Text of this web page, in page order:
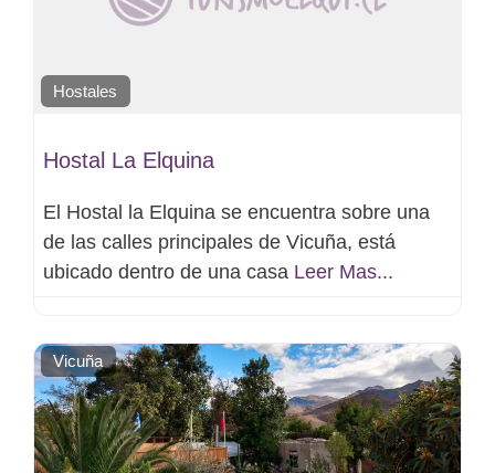
Hostales
Hostal La Elquina
El Hostal la Elquina se encuentra sobre una
de las calles principales de Vicuña, está
ubicado dentro de una casa Leer Mas...
Vicuña